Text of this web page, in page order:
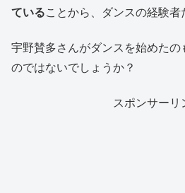
ていることから、ダンスの経験者
宇野賛多さんがダンスを始めた
のではないでしょうか？
スポンサーリ